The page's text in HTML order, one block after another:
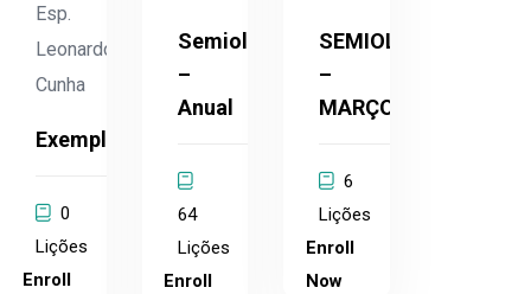
Esp.
Leonardo
Cunha
Exemplo
0
Lições
Enroll
Semiologia
–
Anual
64
Lições
Enroll
SEMIOLOGIA
–
MARÇO
6
Lições
Enroll
Now